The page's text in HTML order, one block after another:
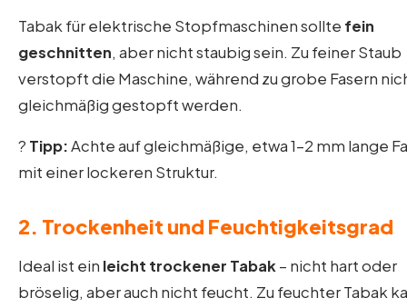
Tabak für elektrische Stopfmaschinen sollte fein
geschnitten, aber nicht staubig sein. Zu feiner Staub
verstopft die Maschine, während zu grobe Fasern
gleichmäßig gestopft werden.
? Tipp:Achte auf gleichmäßige, etwa 1–2 mm lange
mit einer lockeren Struktur.
2. Trockenheit und Feuchtigkeitsgrad
Ideal ist ein leicht trockener Tabak– nicht hart oder
bröselig, aber auch nicht feucht. Zu feuchter Tabak